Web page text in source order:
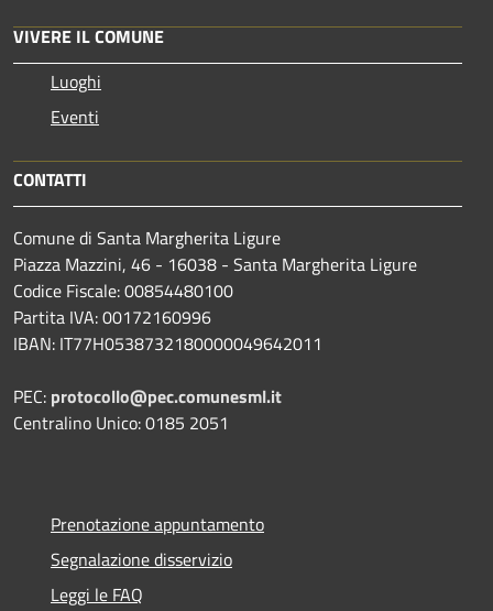
VIVERE IL COMUNE
Luoghi
Eventi
CONTATTI
Comune di Santa Margherita Ligure
Piazza Mazzini, 46 - 16038 - Santa Margherita Ligure
Codice Fiscale: 00854480100
Partita IVA: 00172160996
IBAN: IT77H0538732180000049642011
PEC: protocollo@pec.comunesml.it
Centralino Unico: 0185 2051
Prenotazione appuntamento
Segnalazione disservizio
Leggi le FAQ